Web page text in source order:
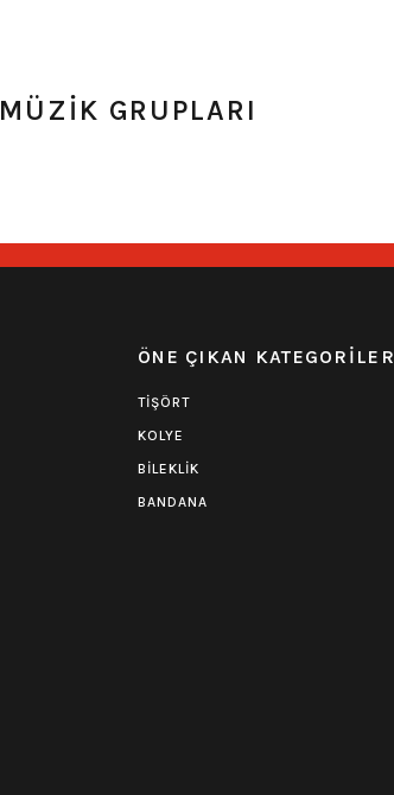
MÜZİK GRUPLARI
ÖNE ÇIKAN KATEGORİLER
TİŞÖRT
KOLYE
BİLEKLİK
BANDANA